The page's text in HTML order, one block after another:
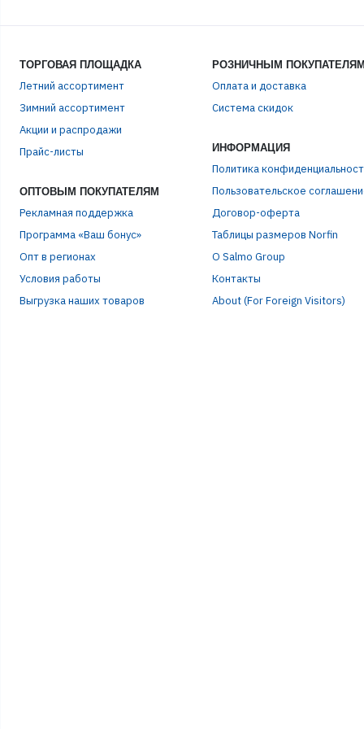
ТОРГОВАЯ ПЛОЩАДКА
Летний ассортимент
Зимний ассортимент
Акции и распродажи
Прайс-листы
ОПТОВЫМ ПОКУПАТЕЛЯМ
Рекламная поддержка
Программа «Ваш бонус»
Опт в регионах
Условия работы
Выгрузка наших товаров
РОЗНИЧНЫМ
Оплата и доставка
Система скидок
ИНФОРМАЦИЯ
Политика
Пользовательское
Договор-оферта
Таблицы размеров Norfin
О Salmo Group
Контакты
About (For Foreign Visitors)